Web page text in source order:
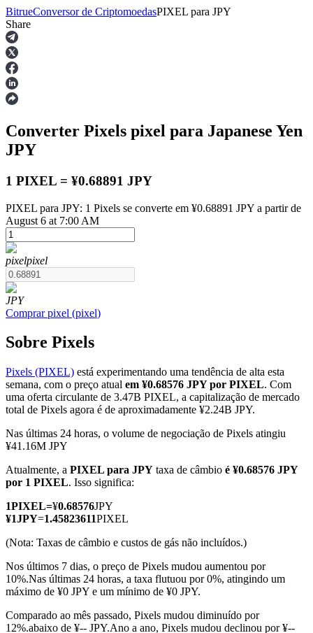
Futuros
Futuros de USDT
Futuros COIN-M
Futuros de criptomoeda
TradFi
Derivativos de ações, câmbio, metais preciosos e commodities
Futuros de USDC
BitrueConversor de CriptomoedasPIXEL para JPY
Share
Converter Pixels pixel para Japanese Yen
JPY
1 PIXEL = ¥0.68891 JPY
PIXEL para JPY: 1 Pixels se converte em ¥0.68891 JPY a partir de
August 6 at 7:00 AM
pixelpixel
JPY
Comprar pixel (pixel)
Sobre Pixels
Pixels (PIXEL) está experimentando uma tendência de alta esta
semana, com o preço atual em ¥0.68576 JPY por PIXEL. Com
uma oferta circulante de 3.47B PIXEL, a capitalização de mercado
total de Pixels agora é de aproximadamente ¥2.24B JPY.
Nas últimas 24 horas, o volume de negociação de Pixels atingiu
¥41.16M JPY
Atualmente, a PIXEL para JPY taxa de câmbio é ¥0.68576 JPY
por 1 PIXEL. Isso significa:
1PIXEL=¥0.68576JPY
¥1JPY=1.45823611PIXEL
(Nota: Taxas de câmbio e custos de gás não incluídos.)
Nos últimos 7 dias, o preço de Pixels mudou aumentou por
10%.Nas últimas 24 horas, a taxa flutuou por 0%, atingindo um
máximo de ¥0 JPY e um mínimo de ¥0 JPY.
Comparado ao mês passado, Pixels mudou diminuído por
12%.abaixo de ¥-- JPY.Ano a ano, Pixels mudou declinou por ¥--